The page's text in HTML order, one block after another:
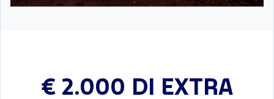
€ 2.000 DI EXTRA